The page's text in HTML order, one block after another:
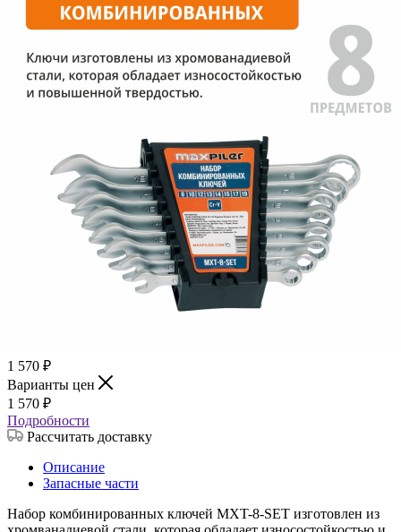
1 570 ₽
Варианты цен
1 570 ₽
Подробности
Рассчитать доставку
Описание
Запасные части
Набор комбинированных ключей MXT-8-SET изготовлен из